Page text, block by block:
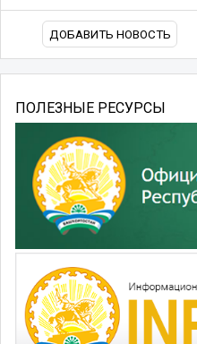
ДОБАВИТЬ НОВОСТЬ
ПОЛЕЗНЫЕ РЕСУРСЫ